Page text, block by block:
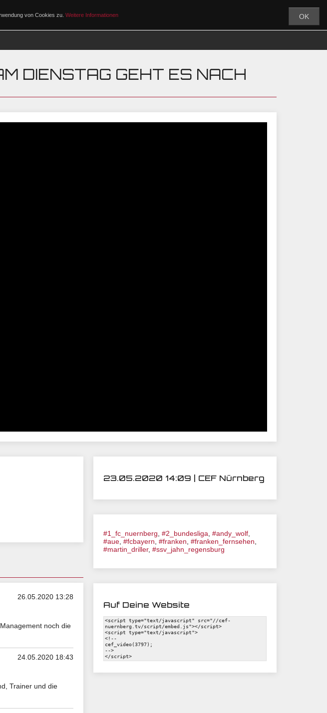
von Cookies zu. Weitere Informationen OK
DIENSTAG GEHT ES NACH
26.05.2020 13:28
noch die
24.05.2020 18:43
Trainer und die
23.05.2020 14:09 | CEF Nürnberg
#1_fc_nuernberg, #2_bundesliga, #andy_wolf,
#aue, #fcbayern, #franken, #franken_fernsehen,
#martin_driller, #ssv_jahn_regensburg
Auf Deine Website